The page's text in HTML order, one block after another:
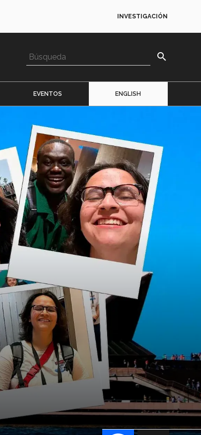
INVESTIGACIÓN
search
EVENTOS ENGLISH
X
Facebook